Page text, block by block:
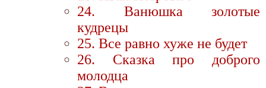
24. Ванюшка золотые
кудрецы
25. Все равно хуже не будет
26. Сказка про доброго
молодца